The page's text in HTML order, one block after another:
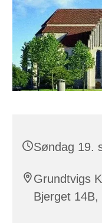
Søndag 19.
Grundtvigs
Bjerget